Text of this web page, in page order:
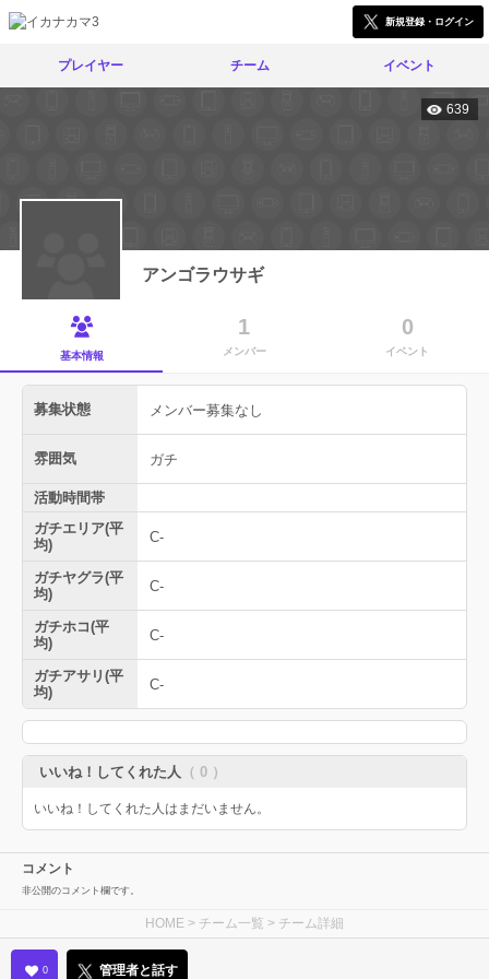
新規登録・ログイン
プレイヤー チーム イベント
639
アンゴラウサギ
基本情報
1
メンバー
0
イベント
募集状態 メンバー募集なし
雰囲気 ガチ
活動時間帯
ガチエリア(平
均)
C-
ガチヤグラ(平
均)
C-
ガチホコ(平
均)
C-
ガチアサリ(平
均)
C-
いいね！してくれた人 （ 0 ）
いいね！してくれた人はまだいません。
コメント
非公開のコメント欄です。
HOME > チーム一覧 > チーム詳細
0 管理者と話す